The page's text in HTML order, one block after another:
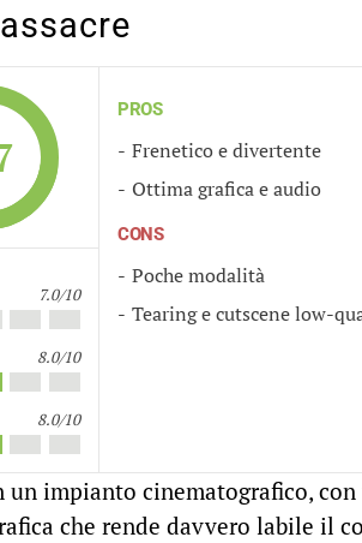
7.0/10
8.0/10
8.0/10
PROS
Frenetico e divertente
Ottima grafica e audio
CONS
Poche modalità
Tearing e cutscene low-
impianto cinematografico, con
che rende davvero labile il